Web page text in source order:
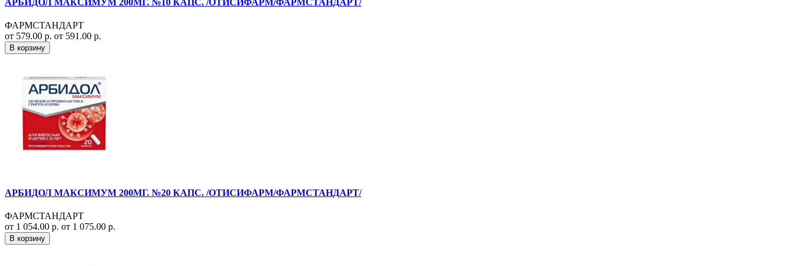
ФАРМСТАНДАРТ
от 579.00 р. от 591.00 р.
В корзину
АРБИДОЛ МАКСИМУМ 200МГ. №20 КАПС. /ОТИСИФАРМ/ФАРМСТАНДАРТ/
ФАРМСТАНДАРТ
от 1 054.00 р. от 1 075.00 р.
В корзину